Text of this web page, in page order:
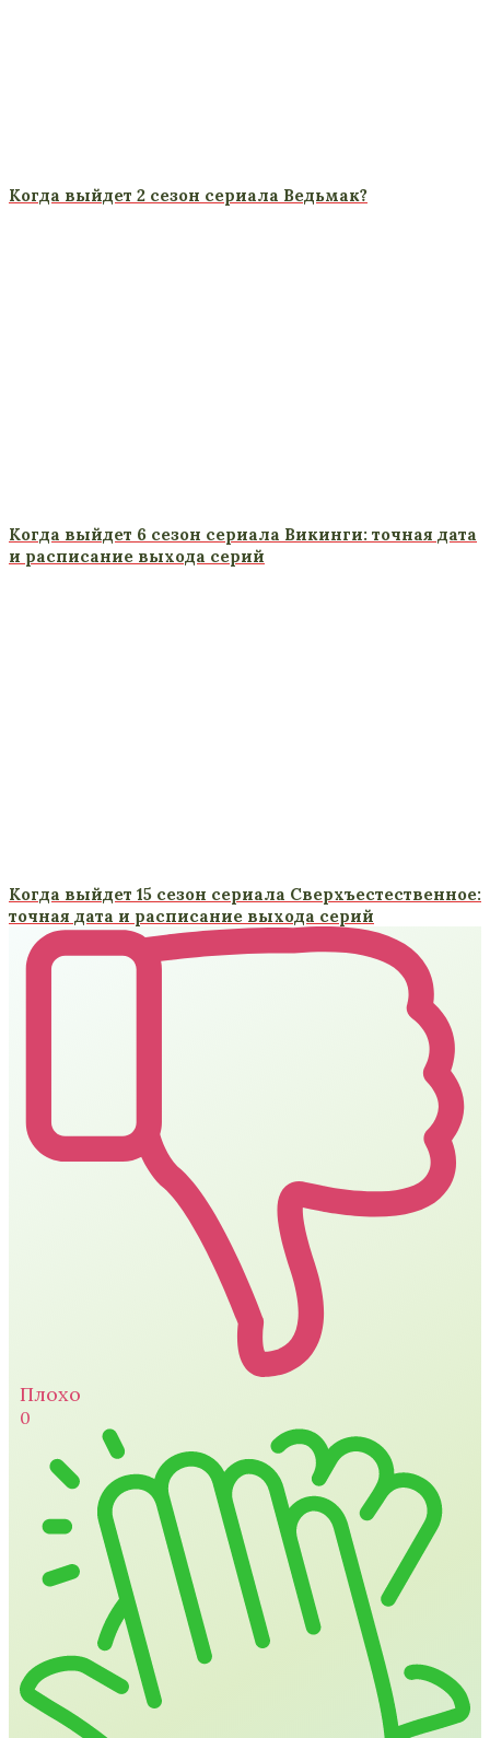
Когда выйдет 2 сезон сериала Ведьмак?
Когда выйдет 6 сезон сериала Викинги: точная дата
и расписание выхода серий
Когда выйдет 15 сезон сериала Сверхъестественное:
точная дата и расписание выхода серий
Плохо
0